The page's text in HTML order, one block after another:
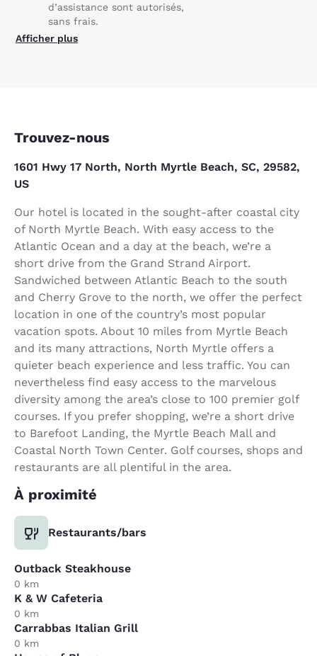
d’assistance sont autorisés,
sans frais.
Afficher plus
Trouvez-nous
1601 Hwy 17 North, North Myrtle Beach, SC, 29582,
US
Our hotel is located in the sought-after coastal city
of North Myrtle Beach. With easy access to the
Atlantic Ocean and a day at the beach, we’re a
short drive from the Grand Strand Airport.
Sandwiched between Atlantic Beach to the south
and Cherry Grove to the north, we offer the perfect
location in one of the country’s most popular
vacation spots. About 10 miles from Myrtle Beach
and its many attractions, North Myrtle offers a
quieter beach experience and less traffic. You can
nevertheless find easy access to the marvelous
diversity among the area’s close to 100 premier golf
courses. If you prefer shopping, we’re a short drive
to Barefoot Landing, the Myrtle Beach Mall and
Coastal North Town Center. Golf courses, shops and
restaurants are all plentiful in the area.
À proximité
Restaurants/bars
Outback Steakhouse
0 km
K & W Cafeteria
0 km
Carrabbas Italian Grill
0 km